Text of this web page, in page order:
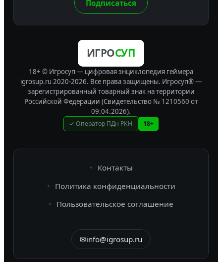
Подписаться
ИГРОСУП
18+ © Игросуп — цифровая энциклопедия геймера
igrosup.ru 2020-2026. Все права защищены. Игросуп® —
зарегистрированный товарный знак на территории
Российской Федерации (Свидетельство № 1210560 от
09.04.2026).
✓ Оператор ПДн РКН 18+
Контакты
Политика конфиденциальности
Пользовательское соглашение
✉info@igrosup.ru